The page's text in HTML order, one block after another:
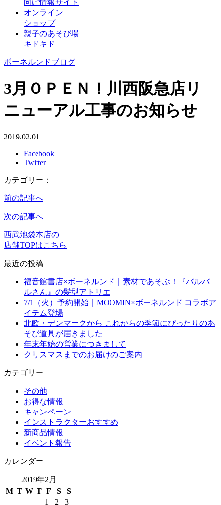
向け情報サイト
オンライン
ショップ
親子のあそび場
キドキド
ボーネルンドブログ
3月ＯＰＥＮ！川西阪急店リ
ニューアル工事のお知らせ
2019.02.01
Facebook
Twitter
カテゴリー：
前の記事へ
次の記事へ
西武池袋本店の
店舗TOPはこちら
最近の投稿
福音館書店×ボーネルンド｜素材であそぶ！『バルバ
ルさん』の髪型アトリエ
7/1（火）予約開始｜MOOMIN×ボーネルンド コラボア
イテム登場
北欧・デンマークから これからの季節にぴったりのあ
そび道具が届きました
年末年始の営業につきまして
クリスマスまでのお届けのご案内
カテゴリー
その他
お得な情報
キャンペーン
インストラクターおすすめ
新商品情報
イベント報告
カレンダー
2019年2月
M T W T F S
S
1
2 3